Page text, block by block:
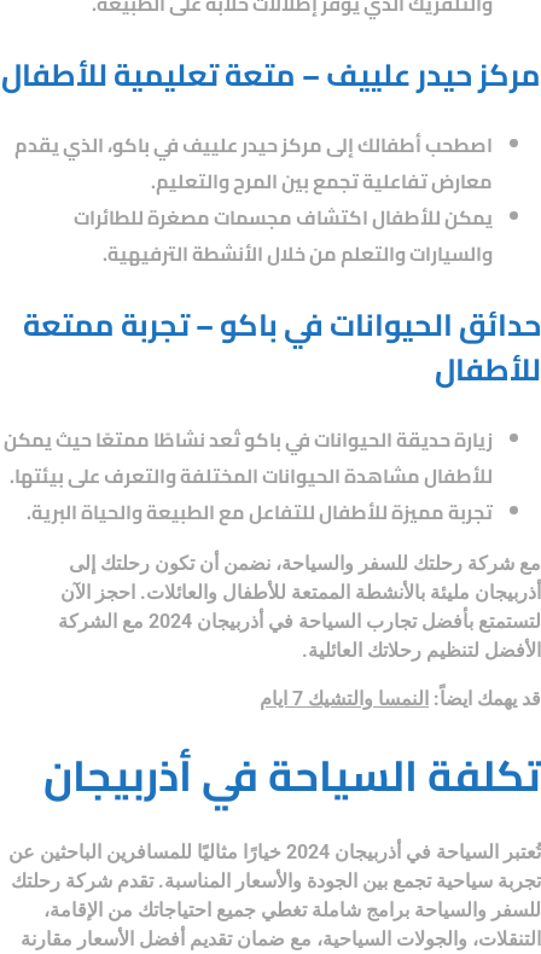
مركز حيدر علييف – متعة تعليمية للأطفال
اصطحب أطفالك إلى مركز حيدر علييف في باكو، الذي يقدم
معارض تفاعلية تجمع بين المرح والتعليم.
يمكن للأطفال اكتشاف مجسمات مصغرة للطائرات
والسيارات والتعلم من خلال الأنشطة الترفيهية.
حدائق الحيوانات في باكو – تجربة ممتعة
للأطفال
زيارة حديقة الحيوانات في باكو تُعد نشاطًا ممتعًا حيث يمكن
للأطفال مشاهدة الحيوانات المختلفة والتعرف على بيئتها.
تجربة مميزة للأطفال للتفاعل مع الطبيعة والحياة البرية.
مع شركة رحلتك للسفر والسياحة، نضمن أن تكون رحلتك إلى
أذربيجان مليئة بالأنشطة الممتعة للأطفال والعائلات. احجز الآن
لتستمتع بأفضل تجارب السياحة في أذربيجان 2024
مع الشركة
الأفضل لتنظيم رحلاتك العائلية.
قد يهمك ايضاً: النمسا والتشيك 7 ايام
تكلفة السياحة في أذربيجان
تُعتبر السياحة في أذربيجان 2024
خيارًا مثاليًا للمسافرين الباحثين عن
تجربة سياحية تجمع بين الجودة والأسعار المناسبة. تقدم شركة رحلتك
للسفر والسياحة برامج شاملة تغطي جميع احتياجاتك من الإقامة،
التنقلات، والجولات السياحية، مع ضمان تقديم أفضل الأسعار مقارنة